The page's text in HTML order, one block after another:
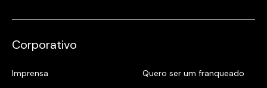
Corporativo
Imprensa
Quero ser um franqueado